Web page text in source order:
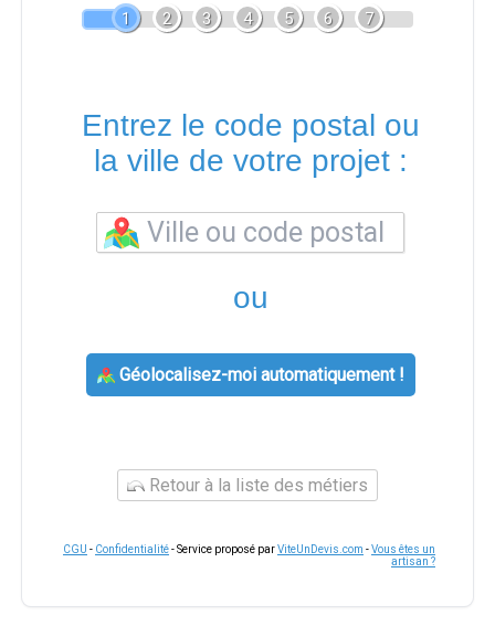
1 2 3 4 5 6 7
Entrez le code postal ou
la ville de votre projet :
ou
Géolocalisez-moi automatiquement !
Retour à la liste des métiers
CGU - Confidentialité- Service proposé parViteUnDevis.com -Vous êtes un
artisan ?